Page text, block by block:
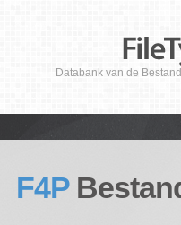
Databank van de
F4P